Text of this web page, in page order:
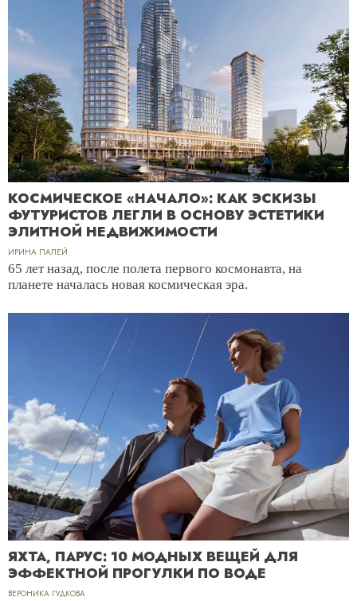
КОСМИЧЕСКОЕ «НАЧАЛО»: КАК ЭСКИЗЫ
ФУТУРИСТОВ ЛЕГЛИ В ОСНОВУ ЭСТЕТИКИ
ЭЛИТНОЙ НЕДВИЖИМОСТИ
ИРИНА ПАЛЕЙ
65 лет назад, после полета первого космонавта, на
планете началась новая космическая эра.
ЯХТА, ПАРУС: 10 МОДНЫХ ВЕЩЕЙ ДЛЯ
ЭФФЕКТНОЙ ПРОГУЛКИ ПО ВОДЕ
ВЕРОНИКА ГУДКОВА